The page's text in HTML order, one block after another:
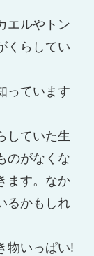
エルやトン
くらしてい
っています
していた生
のがなくな
ます。なか
るかもしれ
物いっぱい!